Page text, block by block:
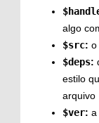
algo
$src: o
$deps:
estilo
arquivo
$ver: a